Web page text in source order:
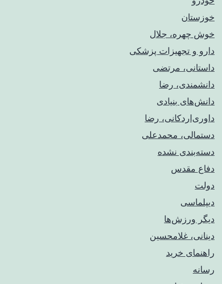
خوزستان
خوش چهره، جلال
دارو و تجهیزات پزشکی
داستانی، مرتضی
دانشمندی، رضا
دانش‌های بنیادی
داوری‌اردکانی، رضا
دستمالی، محمدعلی
دسته‌بندی نشده
دفاع مقدس
دولت
دیپلماسی
دیگر ورزش‌ها
دینانی، غلامحسین
راهنمای خريد
رسانه